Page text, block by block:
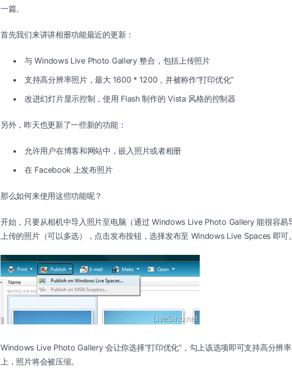
一篇。
首先我们来讲讲相册功能最近的更新：
与 Windows Live Photo Gallery 整合，包括上传照片
支持高分辨率照片，最大 1600 * 1200，并被称作“打印优化”
改进幻灯片显示控制，使用 Flash 制作的 Vista 风格的控制器
另外，昨天也更新了一些新的功能：
允许用户在博客和网站中，嵌入照片或者相册
在 Facebook 上发布照片
那么如何来使用这些功能呢？
开始，只要从相机中导入照片至电脑（通过 Windows Live Photo Gallery 能很容易
上传的照片（可以多选），点击发布按钮，选择发布至 Windows Live Spaces 即可。
Windows Live Photo Gallery 会让你选择“打印优化”，勾上该选项即可支持高分辨
上，照片将会被压缩。